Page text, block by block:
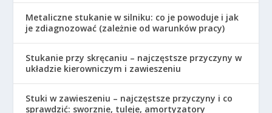
Metaliczne stukanie w silniku: co je powoduje i jak
je zdiagnozować (zależnie od warunków pracy)
Stukanie przy skręcaniu – najczęstsze przyczyny w
układzie kierowniczym i zawieszeniu
Stuki w zawieszeniu – najczęstsze przyczyny i co
sprawdzić: sworznie, tuleje, amortyzatory